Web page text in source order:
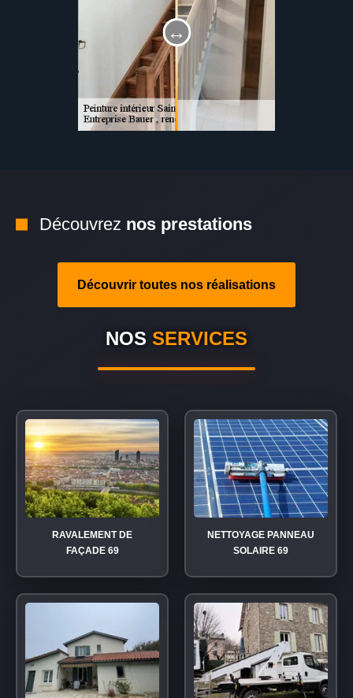
Découvrez nos prestations
Découvrir toutes nos réalisations
NOS SERVICES
RAVALEMENT DE
FAÇADE 69
NETTOYAGE PANNEAU
SOLAIRE 69